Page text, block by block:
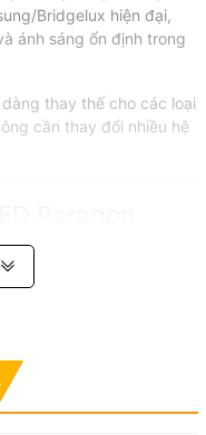
Bridgelux hiện đại,
ánh sáng ổn định trong
thay thế cho các loại
cần thay đổi nhiều hệ